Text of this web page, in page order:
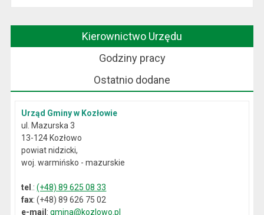
Kierownictwo Urzędu
Godziny pracy
Ostatnio dodane
Urząd Gminy w Kozłowie
ul. Mazurska 3
13-124 Kozłowo
powiat nidzicki,
woj. warmińsko - mazurskie
tel .:(+48) 89 625 08 33
fax: (+48) 89 626 75 02
e-mail:gmina@kozlowo.pl